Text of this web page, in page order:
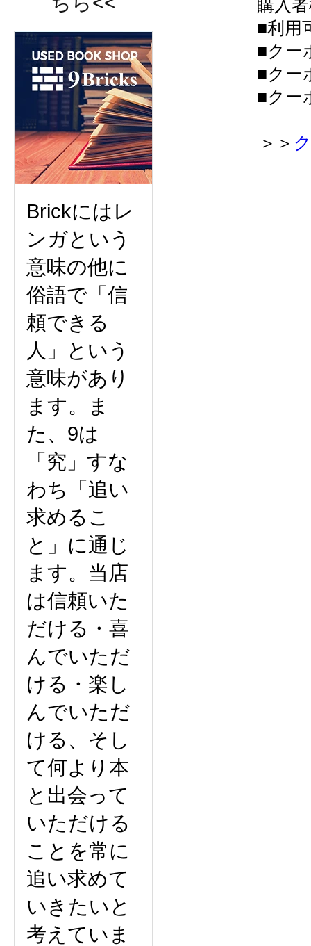
Brickにはレ
ンガという
意味の他に
俗語で「信
頼できる
人」という
意味があり
ます。ま
た、9は
「究」すな
わち「追い
求めるこ
と」に通じ
ます。当店
は信頼いた
だける・喜
んでいただ
ける・楽し
んでいただ
ける、そし
て何より本
と出会って
いただける
ことを常に
追い求めて
いきたいと
考えていま
購入
■利用
■クー
■クー
■クー
＞＞